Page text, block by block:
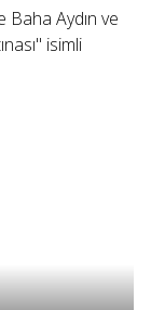
Baha Aydın ve
isimli